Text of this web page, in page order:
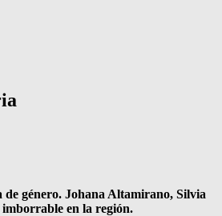
género. Johana Altamirano, Silvia
en la región.